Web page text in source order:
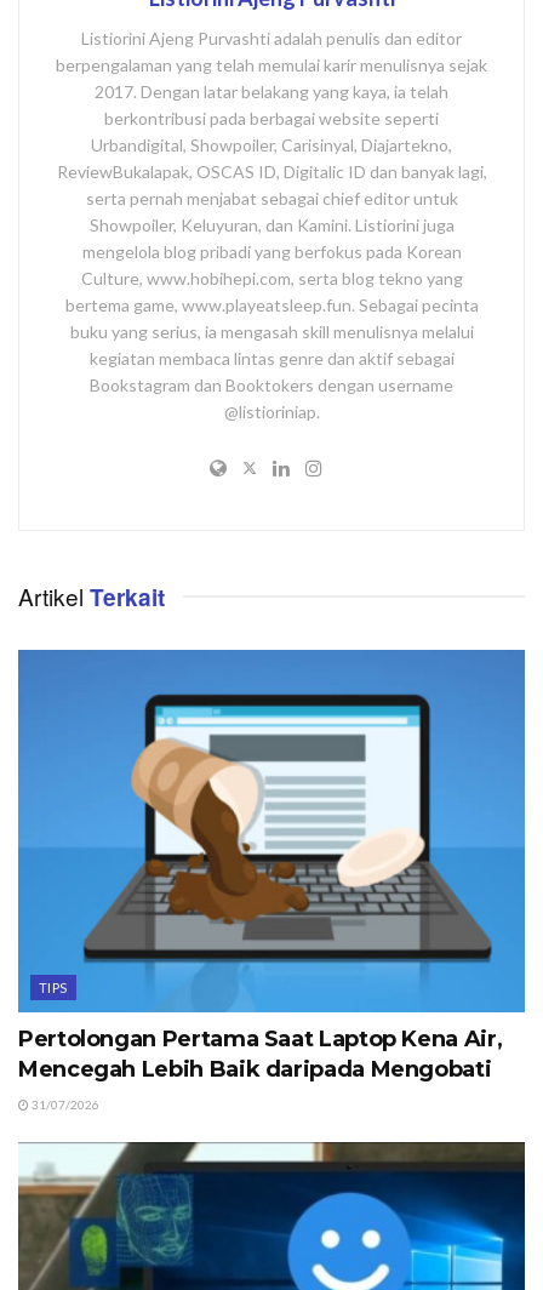
Listiorini Ajeng Purvashti adalah penulis dan editor
berpengalaman yang telah memulai karir menulisnya sejak
2017. Dengan latar belakang yang kaya, ia telah
berkontribusi pada berbagai website seperti
Urbandigital, Showpoiler, Carisinyal, Diajartekno,
ReviewBukalapak, OSCAS ID, Digitalic ID dan banyak lagi,
serta pernah menjabat sebagai chief editor untuk
Showpoiler, Keluyuran, dan Kamini. Listiorini juga
mengelola blog pribadi yang berfokus pada Korean
Culture, www.hobihepi.com, serta blog tekno yang
bertema game, www.playeatsleep.fun. Sebagai pecinta
buku yang serius, ia mengasah skill menulisnya melalui
kegiatan membaca lintas genre dan aktif sebagai
Bookstagram dan Booktokers dengan username
@listioriniap.
Artikel Terkait
TIPS
Pertolongan Pertama Saat Laptop Kena Air,
Mencegah Lebih Baik daripada Mengobati
31/07/2026